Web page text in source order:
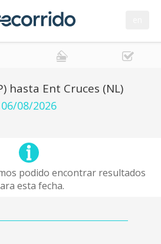
hasta Ent Cruces (NL)
06/08/2026
podido encontrar resultados
esta fecha.